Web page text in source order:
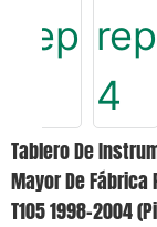
Tablero De
Mayor De
T105 1998-2004